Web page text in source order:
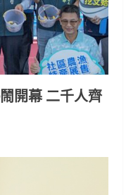
開幕 二千人齊